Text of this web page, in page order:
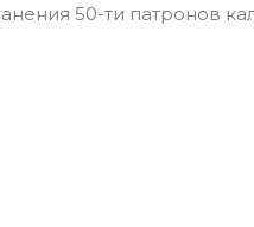
50-ти патронов